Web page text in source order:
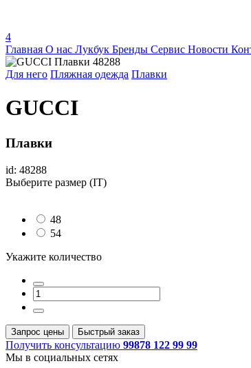
4
Главная О нас Лукбук Бренды Сервис Новости
Для него Пляжная одежда Плавки
GUCCI
Плавки
id: 48288
Выберите размер (IT)
48
54
Укажите количество
Запрос цены Быстрый заказ
Получить консультацию 99878 122 99 99
Мы в социальных сетях